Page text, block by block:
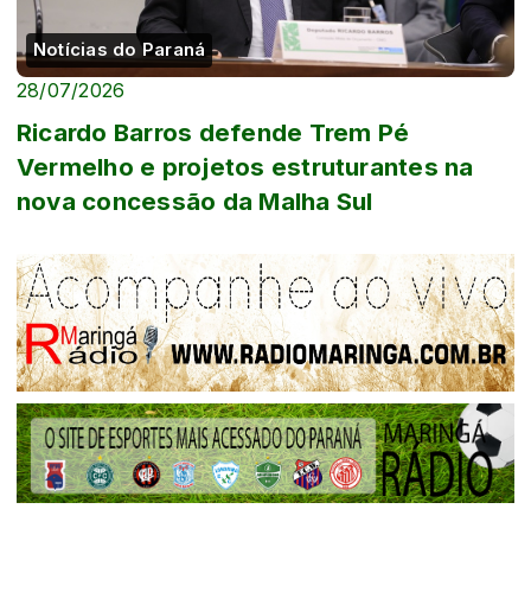
Notícias do Paraná
28/07/2026
Ricardo Barros defende Trem Pé
Vermelho e projetos estruturantes na
nova concessão da Malha Sul